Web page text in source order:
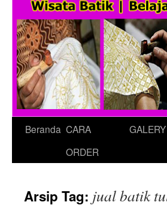
Beranda CARA
ORDER
GALERY
Arsip Tag: jual batik